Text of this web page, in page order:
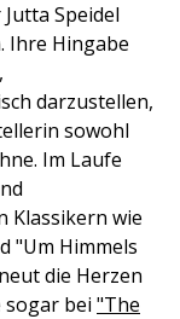
Speidel
Ihre Hingabe
darzustellen,
sowohl
Im Laufe
Klassikern wie
"Um Himmels
die Herzen
sogar bei "The